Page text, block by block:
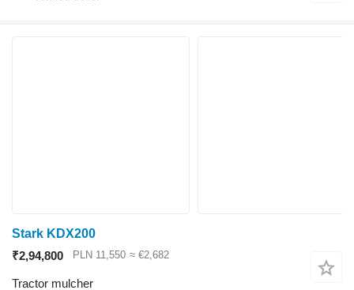
Stark KDX200
₹2,94,800
PLN 11,550 ≈ €2,682
Tractor mulcher